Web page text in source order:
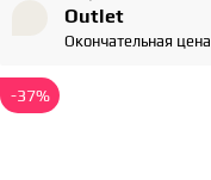
Outlet
Окончательная цена
-37%